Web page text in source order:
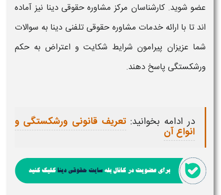
عضو شوید. کارشناسان مرکز مشاوره حقوقی دینا نیز آماده
اند تا با ارائه خدمات مشاوره حقوقی تلفنی دینا به سوالات
شما عزیزان پیرامون شرایط شکایت و اعتراض به حکم
ورشکستگی پاسخ دهند.
در ادامه بخوانید: تعریف قانونی ورشکستگی و
انواع آن